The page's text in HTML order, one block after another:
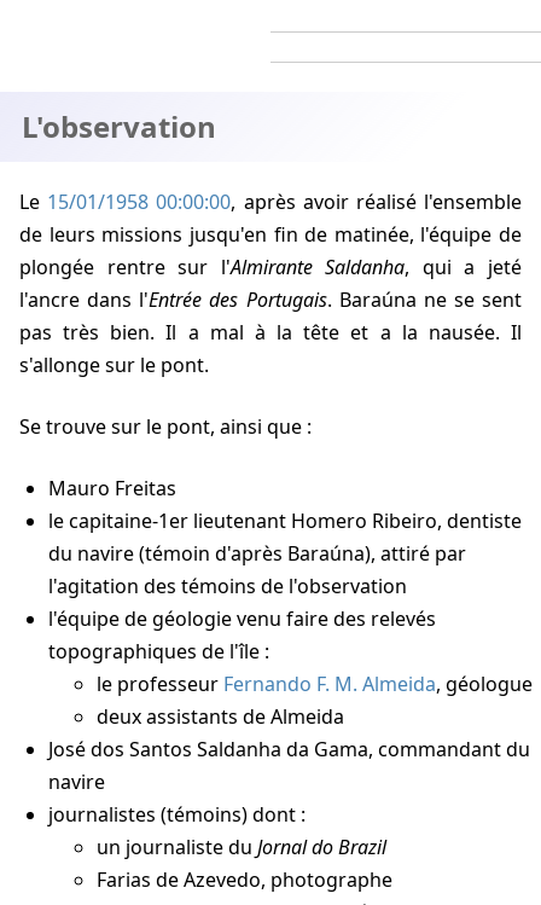
L'observation
Le 15/01/1958 00:00:00, après avoir réalisé l'ensemble
de leurs missions jusqu'en fin de matinée, l'équipe de
plongée rentre sur l'Almirante Saldanha, qui a jeté
l'ancre dans l'Entrée des Portugais. Baraúna ne se sent
pas très bien. Il a mal à la tête et a la nausée. Il
s'allonge sur le pont.
Se trouve sur le pont, ainsi que :
Mauro Freitas
le capitaine-1er lieutenant Homero Ribeiro, dentiste
du navire (témoin d'après Baraúna), attiré par
l'agitation des témoins de l'observation
l'équipe de géologie venu faire des relevés
topographiques de l'île :
le professeur Fernando F. M. Almeida, géologue
deux assistants de Almeida
José dos Santos Saldanha da Gama, commandant du
navire
journalistes (témoins) dont :
un journaliste du Jornal do Brazil
Farias de Azevedo, photographe